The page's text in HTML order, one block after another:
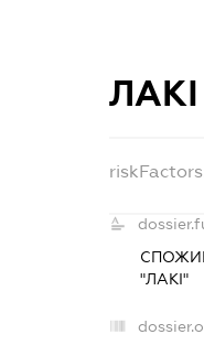
ЛАКІ
"ЛАКІ"